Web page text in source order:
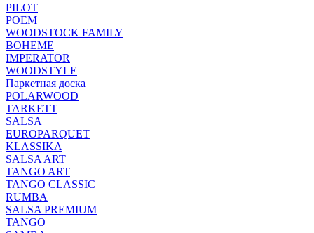
PILOT
POEM
WOODSTOCK FAMILY
BOHEME
IMPERATOR
WOODSTYLE
Паркетная доска
POLARWOOD
TARKETT
SALSA
EUROPARQUET
KLASSIKA
SALSA ART
TANGO ART
TANGO CLASSIC
RUMBA
SALSA PREMIUM
TANGO